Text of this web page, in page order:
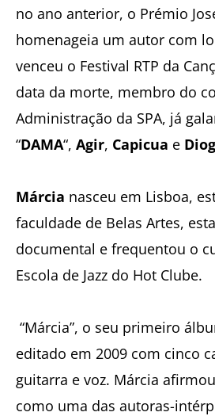
no ano anterior, o Prémio
homenageia um autor com
venceu o Festival RTP da
data da morte, membro do
Administração da SPA, já
“DAMA“, Agir, Capicua e
Márcia nasceu em Lisboa,
faculdade de Belas Artes,
documental e frequentou o
Escola de Jazz do Hot Clube.
“Márcia”, o seu primeiro
editado em 2009 com cinco
guitarra e voz. Márcia
como uma das autoras-